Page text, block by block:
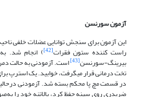
آزمون سورنسن
این آزمون برای سنجش توانایی عضلات خلفی
راست کننده ستون فقرات[42] ) انجام ­شد.
بیرینگ-سورنسن[43] است. آزمودنی به حالت
تخت درمانی قرار می­گرفت، خوابید. یک استرپ
در قسمت مچ پا محکم بسته ­شد. آزمودنی
ضربدری روی سینه حفظ کرد، بالاتنه خود را